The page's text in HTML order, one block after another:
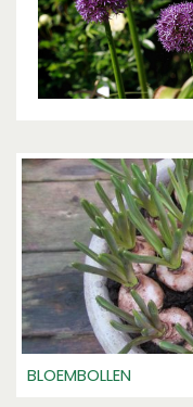
BLOEMBOLLEN